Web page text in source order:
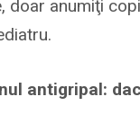
doar anumiţi
antigripal: